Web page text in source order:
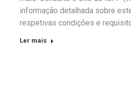
informação detalhada sobre
respetivas condições e
Ler mais